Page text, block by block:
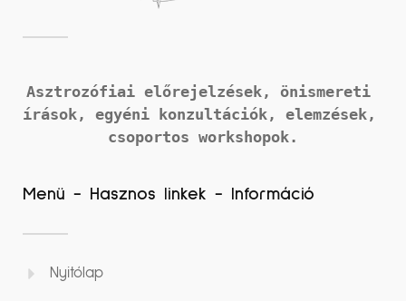
Asztrozófiai előrejelzések, önismereti
írások,
csoportos workshopok.
Menü - Hasznos linkek - Információ
Nyitólap